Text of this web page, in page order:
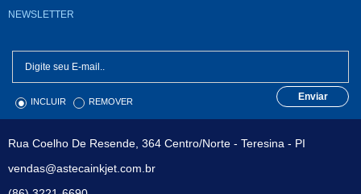
NEWSLETTER
INCLUIR REMOVER Enviar
Rua Coelho De Resende, 364 Centro/Norte - Teresina - PI
vendas@astecainkjet.com.br